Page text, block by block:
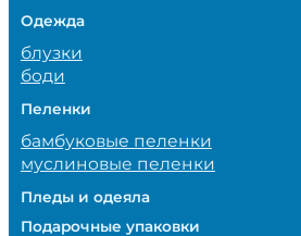
Одежда
блузки
боди
Пеленки
бамбуковые пеленки
муслиновые пеленки
Пледы и одеяла
Подарочные упаковки